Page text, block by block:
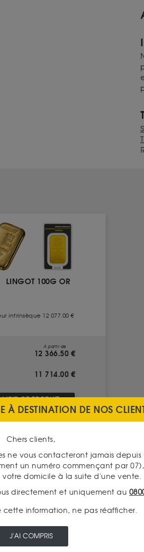
d'olivier.
LINGOT 100G OR
intrinsèque 12 077.00 €
À partir de
12 366.50 €
11 714.00 €
VOIR CE PRODUIT
À DESTINATION DE NOS
Chers clients,
ne vous contacteront jamais
un numéro commençant par
domicile à la suite d'une vente.
directement et uniquement au
cette information, ne pas réafficher.
J'AI COMPRIS